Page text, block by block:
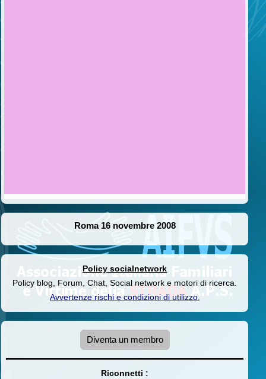
Roma 16 novembre 2008
Policy socialnetwork
Policy blog, Forum, Chat, Social network e motori di ricerca.
Avvertenze rischi e condizioni di utilizzo.
Diventa un membro
Riconnetti :